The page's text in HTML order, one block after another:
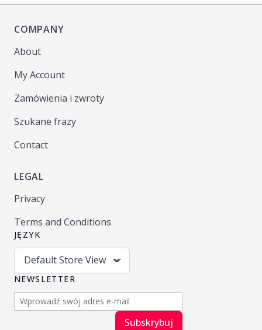
COMPANY
About
My Account
Zamówienia i zwroty
Szukane frazy
Contact
LEGAL
Privacy
Terms and Conditions
JĘZYK
Default Store View
NEWSLETTER
Adres e-mail
Subskrybuj